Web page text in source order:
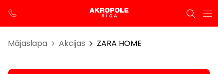
Mājaslapa Akcijas ZARA HOME